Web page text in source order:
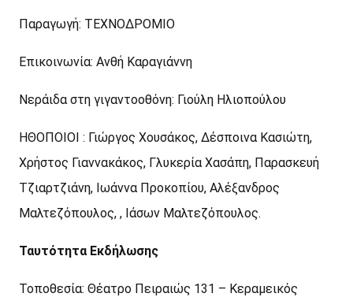
Παραγωγή: ΤΕΧΝΟΔΡΟΜΙΟ
Επικοινωνία: Ανθή Καραγιάννη
Νεράιδα στη γιγαντοοθόνη: Γιούλη Ηλιοπούλου
ΗΘΟΠΟΙΟΙ : Γιώργος Χουσάκος, Δέσποινα Κασιώτη,
Χρήστος Γιαννακάκος, Γλυκερία Χασάπη, Παρασκευή
Τζιαρτζιάνη, Ιωάννα Προκοπίου, Αλέξανδρος
Μαλτεζόπουλος, , Ιάσων Μαλτεζόπουλος.
Ταυτότητα Εκδήλωσης
Τοποθεσία: Θέατρο Πειραιώς 131 – Κεραμεικός